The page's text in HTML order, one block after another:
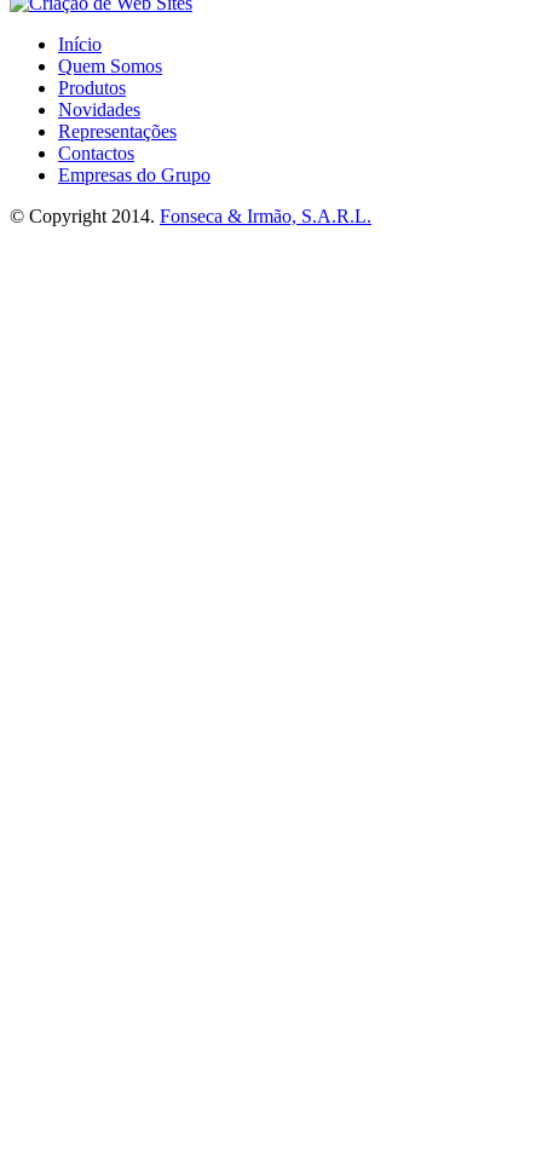
Início
Quem Somos
Produtos
Novidades
Representações
Contactos
Empresas do Grupo
© Copyright 2014. Fonseca & Irmão, S.A.R.L.